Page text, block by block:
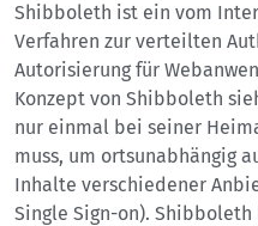
Shibboleth ist ein vom
Verfahren zur verteilten
Autorisierung für
Konzept von Shibboleth
nur einmal bei seiner
muss, um ortsunabhängig
Inhalte verschiedener
Single Sign-on).